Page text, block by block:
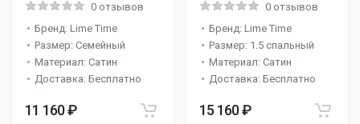
0 отзывов
Бренд: Lime Time
Размер: Семейный
Материал: Сатин
Доставка: Бесплатно
11 160 ₽
0 отзывов
Бренд: Lime Time
Размер: 1.5 спальный
Материал: Сатин
Доставка: Бесплатно
15 160 ₽